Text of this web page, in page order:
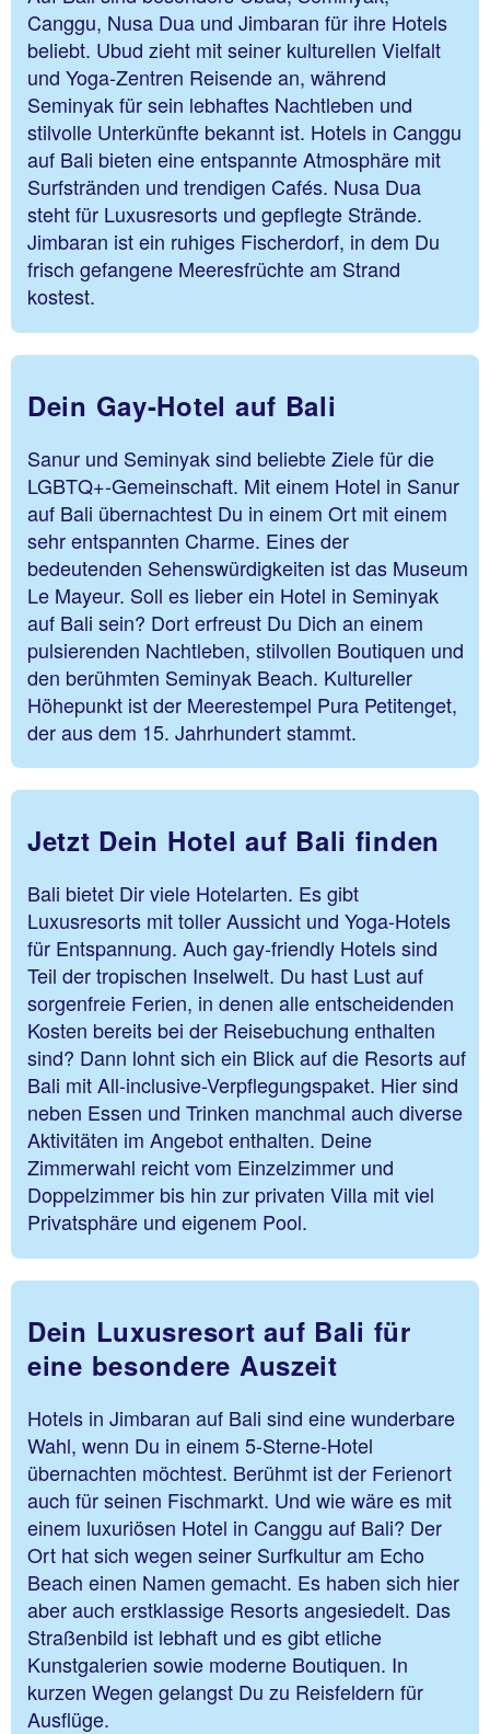
Canggu, Nusa Dua und Jimbaran für ihre Hotels
beliebt. Ubud zieht mit seiner kulturellen Vielfalt
und Yoga-Zentren Reisende an, während
Seminyak für sein lebhaftes Nachtleben und
stilvolle Unterkünfte bekannt ist. Hotels in Canggu
auf Bali bieten eine entspannte Atmosphäre mit
Surfstränden und trendigen Cafés. Nusa Dua
steht für Luxusresorts und gepflegte Strände.
Jimbaran ist ein ruhiges Fischerdorf, in dem Du
frisch gefangene Meeresfrüchte am Strand
kostest.
Dein Gay-Hotel auf Bali
Sanur und Seminyak sind beliebte Ziele für die
LGBTQ+-Gemeinschaft. Mit einem Hotel in Sanur
auf Bali übernachtest Du in einem Ort mit einem
sehr entspannten Charme. Eines der
bedeutenden Sehenswürdigkeiten ist das Museum
Le Mayeur. Soll es lieber ein Hotel in Seminyak
auf Bali sein? Dort erfreust Du Dich an einem
pulsierenden Nachtleben, stilvollen Boutiquen und
den berühmten Seminyak Beach. Kultureller
Höhepunkt ist der Meerestempel Pura Petitenget,
der aus dem 15. Jahrhundert stammt.
Jetzt Dein Hotel auf Bali finden
Bali bietet Dir viele Hotelarten. Es gibt
Luxusresorts mit toller Aussicht und Yoga-Hotels
für Entspannung. Auch gay-friendly Hotels sind
Teil der tropischen Inselwelt. Du hast Lust auf
sorgenfreie Ferien, in denen alle entscheidenden
Kosten bereits bei der Reisebuchung enthalten
sind? Dann lohnt sich ein Blick auf die Resorts auf
Bali mit All-inclusive-Verpflegungspaket. Hier sind
neben Essen und Trinken manchmal auch diverse
Aktivitäten im Angebot enthalten. Deine
Zimmerwahl reicht vom Einzelzimmer und
Doppelzimmer bis hin zur privaten Villa mit viel
Privatsphäre und eigenem Pool.
Dein Luxusresort auf Bali für
eine besondere Auszeit
Hotels in Jimbaran auf Bali sind eine wunderbare
Wahl, wenn Du in einem 5-Sterne-Hotel
übernachten möchtest. Berühmt ist der Ferienort
auch für seinen Fischmarkt. Und wie wäre es mit
einem luxuriösen Hotel in Canggu auf Bali? Der
Ort hat sich wegen seiner Surfkultur am Echo
Beach einen Namen gemacht. Es haben sich hier
aber auch erstklassige Resorts angesiedelt. Das
Straßenbild ist lebhaft und es gibt etliche
Kunstgalerien sowie moderne Boutiquen. In
kurzen Wegen gelangst Du zu Reisfeldern für
Ausflüge.